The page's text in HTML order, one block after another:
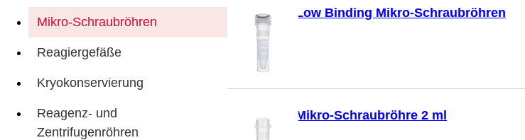
Mikro-Schraubröhren
Reagiergefäße
Kryokonservierung
Reagenz- und
Zentrifugenröhren
Low Binding Mikro-Schraubröhren
Mikro-Schraubröhre 2 ml